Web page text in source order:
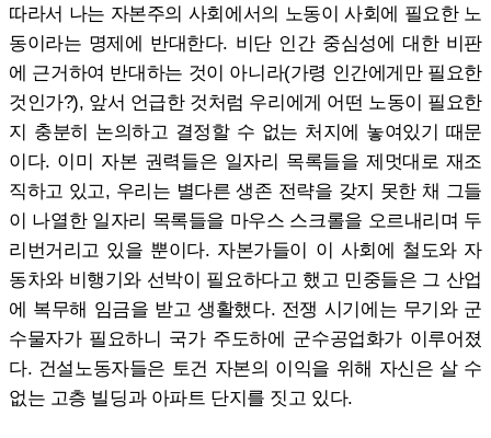
따라서 나는 자본주의 사회에서의 노동이 사회에 필요한 노
동이라는 명제에 반대한다. 비단 인간 중심성에 대한 비판
에 근거하여 반대하는 것이 아니라(가령 인간에게만 필요한
것인가?), 앞서 언급한 것처럼 우리에게 어떤 노동이 필요한
지 충분히 논의하고 결정할 수 없는 처지에 놓여있기 때문
이다. 이미 자본 권력들은 일자리 목록들을 제멋대로 재조
직하고 있고, 우리는 별다른 생존 전략을 갖지 못한 채 그들
이 나열한 일자리 목록들을 마우스 스크롤을 오르내리며 두
리번거리고 있을 뿐이다. 자본가들이 이 사회에 철도와 자
동차와 비행기와 선박이 필요하다고 했고 민중들은 그 산업
에 복무해 임금을 받고 생활했다. 전쟁 시기에는 무기와 군
수물자가 필요하니 국가 주도하에 군수공업화가 이루어졌
다. 건설노동자들은 토건 자본의 이익을 위해 자신은 살 수
없는 고층 빌딩과 아파트 단지를 짓고 있다.